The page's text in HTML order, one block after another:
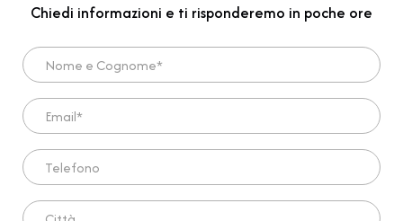
Chiedi informazioni e ti risponderemo in poche ore
Nome e Cognome*
Email*
Telefono
Città